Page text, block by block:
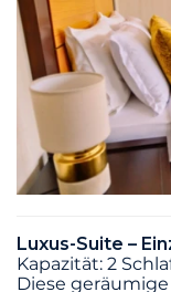
Luxus-Suite –
Kapazität: 2
Diese